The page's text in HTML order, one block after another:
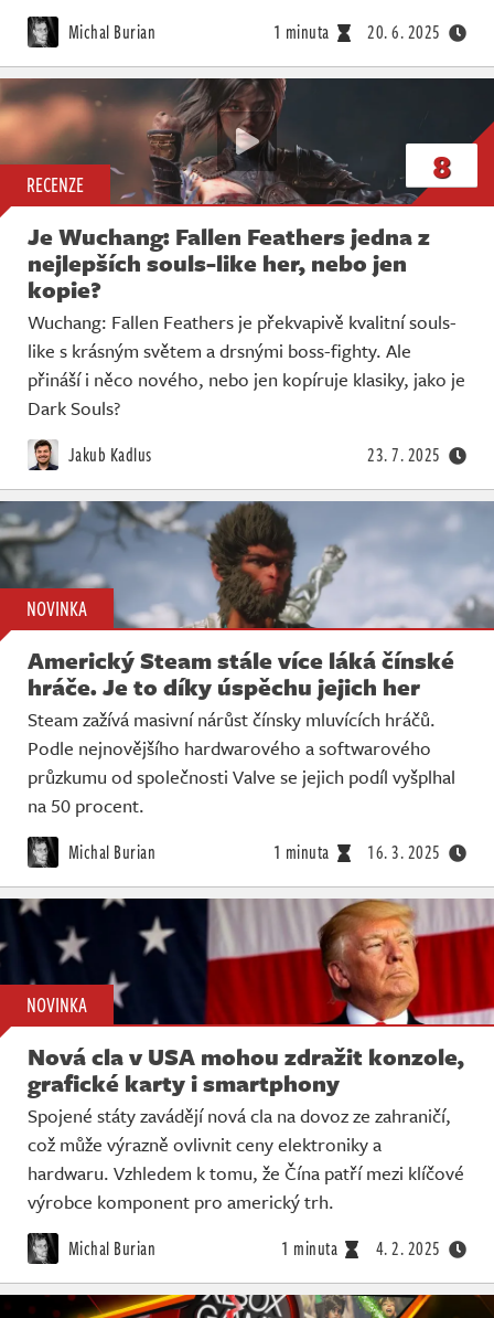
Michal Burian 1 minuta 20. 6. 2025
RECENZE 8
Je Wuchang: Fallen Feathers jedna z
nejlepších souls-like her, nebo jen
kopie?
Wuchang: Fallen Feathers je překvapivě kvalitní souls-
like s krásným světem a drsnými boss-fighty. Ale
přináší i něco nového, nebo jen kopíruje klasiky, jako je
Dark Souls?
Jakub Kadlus 23. 7. 2025
NOVINKA
Americký Steam stále více láká čínské
hráče. Je to díky úspěchu jejich her
Steam zažívá masivní nárůst čínsky mluvících hráčů.
Podle nejnovějšího hardwarového a softwarového
průzkumu od společnosti Valve se jejich podíl vyšplhal
na 50 procent.
Michal Burian 1 minuta 16. 3. 2025
NOVINKA
Nová cla v USA mohou zdražit konzole,
grafické karty i smartphony
Spojené státy zavádějí nová cla na dovoz ze zahraničí,
což může výrazně ovlivnit ceny elektroniky a
hardwaru. Vzhledem k tomu, že Čína patří mezi klíčové
výrobce komponent pro americký trh.
Michal Burian 1 minuta 4. 2. 2025